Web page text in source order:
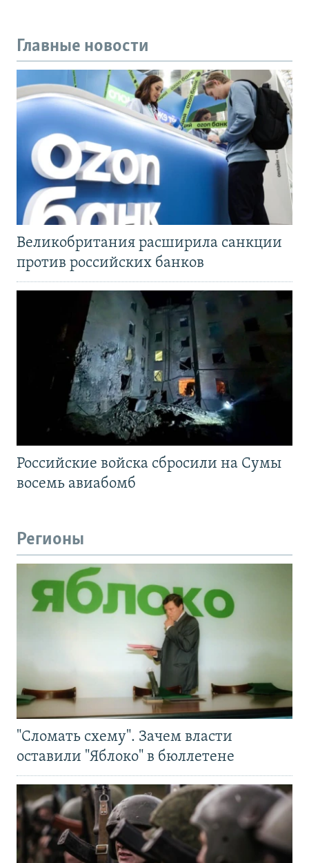
Главные новости
Великобритания расширила санкции
против российских банков
Российские войска сбросили на Сумы
восемь авиабомб
Регионы
"Сломать схему". Зачем власти
оставили "Яблоко" в бюллетене